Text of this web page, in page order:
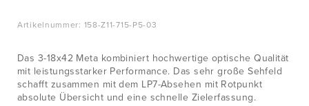
Artikelnummer: 158-Z11-715-P5-03
Das 3-18x42 Meta kombiniert hochwertige optische Qualität
mit leistungsstarker Performance. Das sehr große Sehfeld
schafft zusammen mit dem LP7-Absehen mit Rotpunkt
absolute Übersicht und eine schnelle Zielerfassung.